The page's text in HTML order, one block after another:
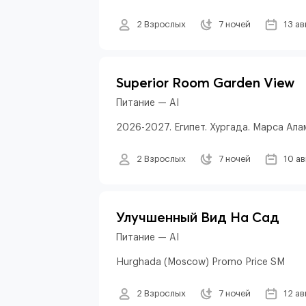
2 Взрослых 7 ночей 13
Superior Room Garden View
Питание — AI
2026-2027. Египет. Хургада. Марса
2 Взрослых 7 ночей 10
Улучшенный Вид На Сад
Питание — AI
Hurghada (Moscow) Promo Price SM
2 Взрослых 7 ночей 12